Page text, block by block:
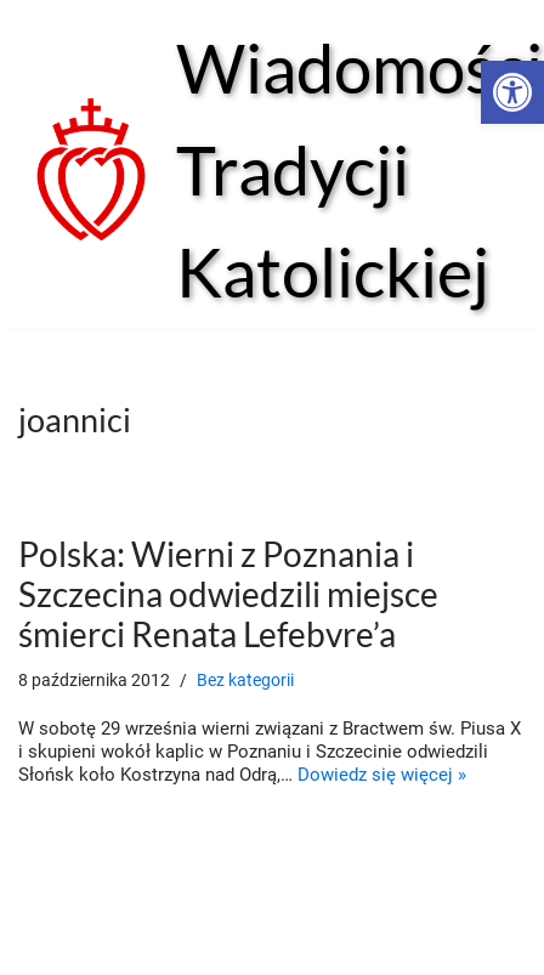
treści
Wiadomości
Tradycji
Katolickiej
joannici
Polska: Wierni z Poznania i
Szczecina odwiedzili miejsce
śmierci Renata Lefebvre’a
8 października 2012 Bez kategorii
W sobotę 29 września wierni związani z Bractwem św. Piusa X
i skupieni wokół kaplic w Poznaniu i Szczecinie odwiedzili
Słońsk koło Kostrzyna nad Odrą,… Dowiedz się więcej »